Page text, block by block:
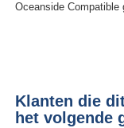
Oceanside Compatible
Klanten die
het volgende